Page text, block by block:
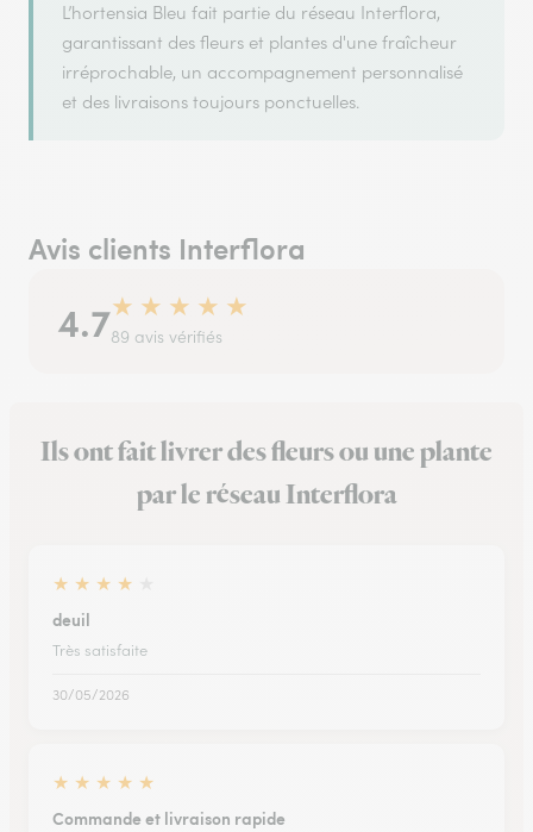
L’hortensia Bleu fait partie du réseau Interflora,
garantissant des fleurs et plantes d'une fraîcheur
irréprochable, un accompagnement personnalisé
et des livraisons toujours ponctuelles.
Avis clients Interflora
4.7★ ★ ★ ★ ★
89 avis vérifiés
Ils ont fait livrer des fleurs ou une plante
par le réseau Interflora
★ ★ ★ ★
deuil
Très satisfaite
30/05/2026
★ ★ ★ ★ ★
Commande et livraison rapide